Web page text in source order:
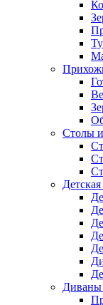
Столы и
Диваны